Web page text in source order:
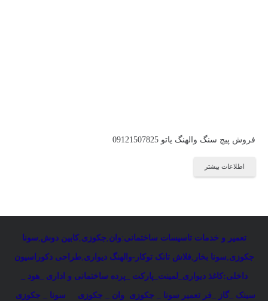
فروش پیچ سنگ والهنگ یاتو 09121507825
اطلاعات بیشتر
تعمیر و خدمات تاسیسات ساختمانی:وان,جکوزی,کابین دوش,سونا
جکوزی,سونا بخار ,فلاش تانک توکار-والهنگ دیواری,طراحی دکوراسیون
داخلی:کاغذ دیواری_لمینت_پارکت _پرده ساختمانی و اداری _هود _
سینک _گاز _فر تعمیر سونا _ جکوزی وان _ جکوزی سونا _ جکوزی